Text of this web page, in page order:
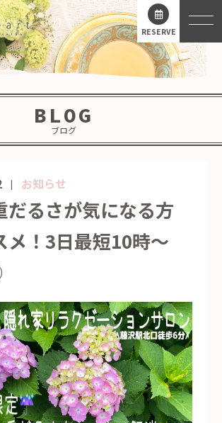
RESERVE
BLOG
ブログ
お知らせ
だるさが気になる方
メ！3日最短10時～